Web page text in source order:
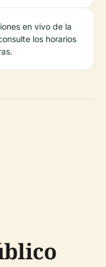
en vivo de la
los horarios